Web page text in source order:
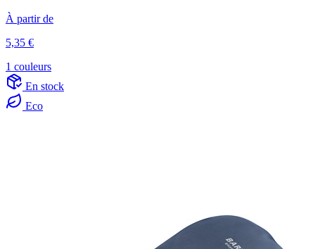
À partir de
5,35 €
1 couleurs
En stock
Eco